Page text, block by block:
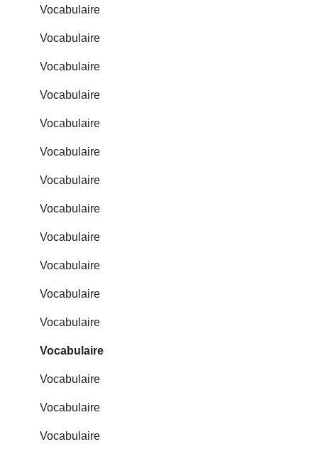
Vocabulaire
Vocabulaire
Vocabulaire
Vocabulaire
Vocabulaire
Vocabulaire
Vocabulaire
Vocabulaire
Vocabulaire
Vocabulaire
Vocabulaire
Vocabulaire
Vocabulaire
Vocabulaire
Vocabulaire
Vocabulaire